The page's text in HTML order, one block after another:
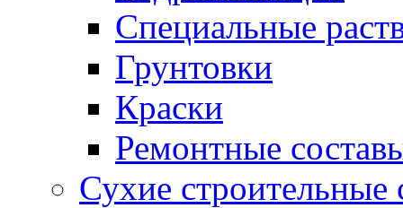
Специальные
Грунтовки
Краски
Ремонтные
Сухие